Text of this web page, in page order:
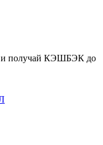
и получай КЭШБЭК до